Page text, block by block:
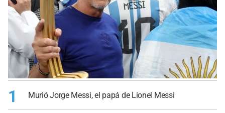
1 Murió Jorge Messi, el papá de Lionel Messi